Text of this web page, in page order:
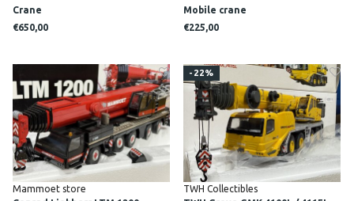
Crane
€650,00
Mobile crane
€225,00
Mammoet store
-22%
TWH Collectibles